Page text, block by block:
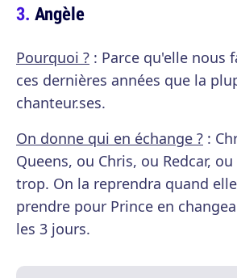
Angèle
Pourquoi ? : Parce qu'elle nous
ces dernières années que la
chanteur.ses.
On donne qui en échange ? :
Queens, ou Chris, ou Redcar,
trop. On la reprendra quand
prendre pour Prince en
les 3 jours.